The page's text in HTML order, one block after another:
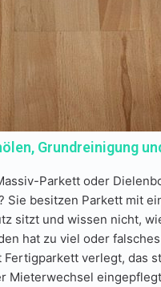
Grundreinigung
Parkett oder
Sie besitzen Parkett mit
sitzt und wissen nicht,
hat zu viel oder falsches
verlegt, das
Mieterwechsel